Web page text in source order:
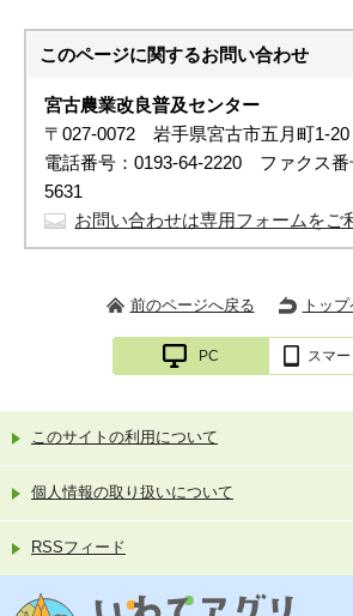
このページに関するお問い合わせ
宮古農業改良普及センター
〒027-0072 岩手県宮古市五月町1-20
電話番号：0193-64-2220 ファクス番
5631
お問い合わせは専用フォームをご
前のページへ戻る トッ
PC スマ
このサイトの利用について
個人情報の取り扱いについて
RSSフィード